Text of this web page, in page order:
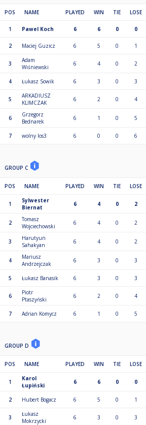
POS NAME PLAYED WIN TIE LOSE
1 Pawel Koch 6 6 0 0
2 Maciej Guzicz 6 5 0 1
3
Adam
Wiśniewski
6 4 0 2
4 Łukasz Sowik 6 3 0 3
5
ARKADIUSZ
KLIMCZAK
6 2 0 4
6
Grzegorz
Bednarek
6 1 0 5
7 wolny los3 6 0 0 6
GROUP C
POS NAME PLAYED WIN TIE LOSE
1
Sylwester
Biernat
6 4 0 2
2
Tomasz
Wojciechowski
6 4 0 2
3
Harutyun
Sahakyan
6 4 0 2
4
Mariusz
Andrzejczak
6 3 0 3
5 Łukasz Banasik 6 3 0 3
6
Piotr
Ptaszyński
6 2 0 4
7 Adrian Komycz 6 1 0 5
GROUP D
POS NAME PLAYED WIN TIE LOSE
1
Karol
Łupiński
6 6 0 0
2 Hubert Bogacz 6 5 0 1
3
Łukasz
Mokrzycki
6 3 0 3